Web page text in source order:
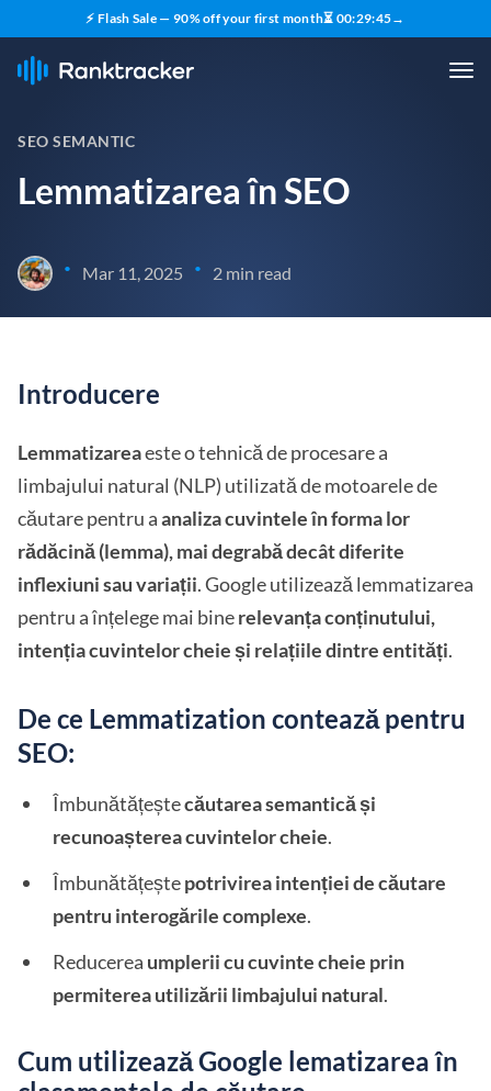
⚡ Flash Sale — 90% off your first month⏳ 00:29:45→
SEO SEMANTIC
Lemmatizarea în SEO
• Mar 11, 2025 • 2 min read
Introducere
Lemmatizareaeste o tehnică de procesare a
limbajului natural (NLP) utilizată de motoarele de
căutare pentru aanaliza cuvintele în forma lor
rădăcină (lemma), mai degrabă decât diferite
inflexiuni sau variații. Google utilizează lemmatizarea
pentru a înțelege mai binerelevanța conținutului,
intenția cuvintelor cheie și relațiile dintre entități.
De ce Lemmatization contează pentru
SEO:
Îmbunătățeștecăutarea semantică și
recunoașterea cuvintelor cheie.
Îmbunătățeștepotrivirea intenției de căutare
pentru interogările complexe.
Reducerea umplerii cu cuvinte cheie prin
permiterea utilizării limbajului natural.
Cum utilizează Google lematizarea în